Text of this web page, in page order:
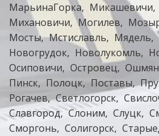
МарьинаГорка
Микашевичи
Михановичи
Могилев
Мосты Мстиславль Мядель
Новогрудок
Новолукомль
Осиповичи
Островец
Пинск
Полоцк Поставы
Рогачев Светлогорск
Славгород Слоним Слуцк
Сморгонь
Солигорск